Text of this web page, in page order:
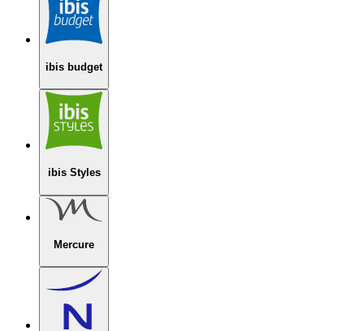
ibis budget
ibis Styles
Mercure